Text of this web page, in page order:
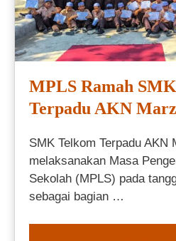
MPLS Ramah
Terpadu AKN
SMK Telkom Terpadu AKN
melaksanakan Masa
Sekolah (MPLS) pada
sebagai bagian …